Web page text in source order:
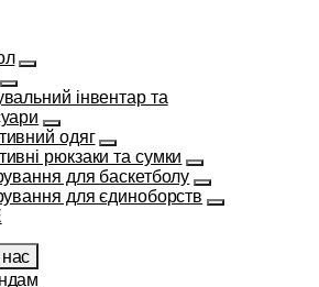
інвентар та
одяг
рюкзаки та сумки
для баскетболу
для єдиноборств